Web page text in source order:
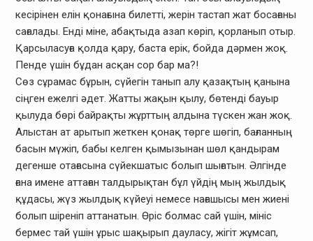
кесірінен елін қонағына билетті, жерін тастап жат босағаны
сағалады. Енді міне, абақтыда азап көріп, қорланып отыр.
Қарсыласуға қолда қару, баста ерік, бойда дәрмен жоқ.
Пенде үшін бұдан асқан сор бар ма?!
Сөз сұрамас бұрын, сүйегін танып алу қазақтың қанына
сіңген ежелгі әдет. Жатты жақын қылу, бөтенді бауыр
қылуда бөрі байрақты жұрттың алдына түскен жан жоқ.
Алыстан ат арытып жеткен қонақ төрге шөгіп, бағланның
басын мүжіп, бабы келген қымызынан шөл қандырам
дегенше отағасына сүйекшатыс болып шығатын. Әлгінде
ғана имене аттаған талдырықтан бұл үйдің мың жылдық
құдасы, жүз жылдық күйеуі немесе нағашысы мен жиені
болып шіреніп аттанатын. Өріс болмас сай үшін, мініс
бермес тай үшін ұрыс шақырып дауласу, жігіт жұмсап,